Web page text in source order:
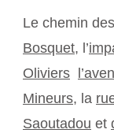
Le chemin
Bosquet, l’
Ol iviers
Mineurs, la
Saoutadou et